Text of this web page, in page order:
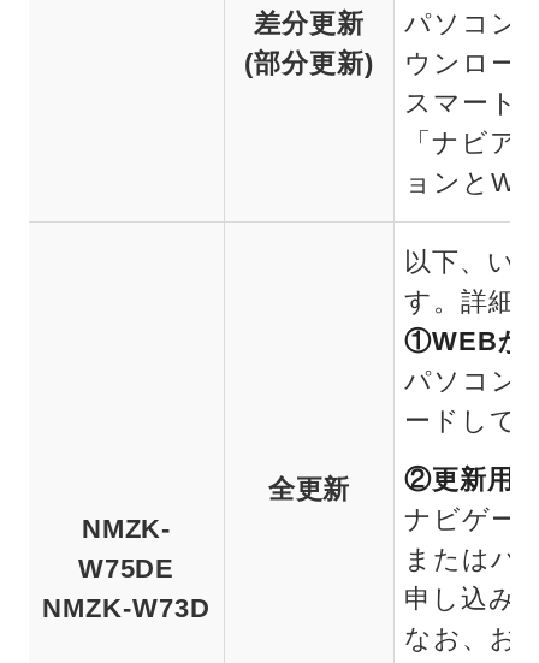
差分更新
(部分更新)
パソコン
ウンロー
スマート
「ナビア
ョンと
NMZK-
W75DE
NMZK-W73D
全更新
以下、い
す。詳細
①WEBか
パソコン
ードして
②更新用
ナビゲー
またはハ
申し込み
なお、お